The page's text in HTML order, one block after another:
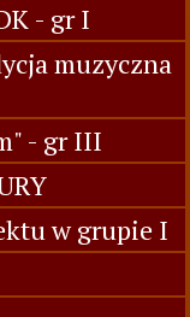
- gr I
muzyczna
- gr III
w grupie I